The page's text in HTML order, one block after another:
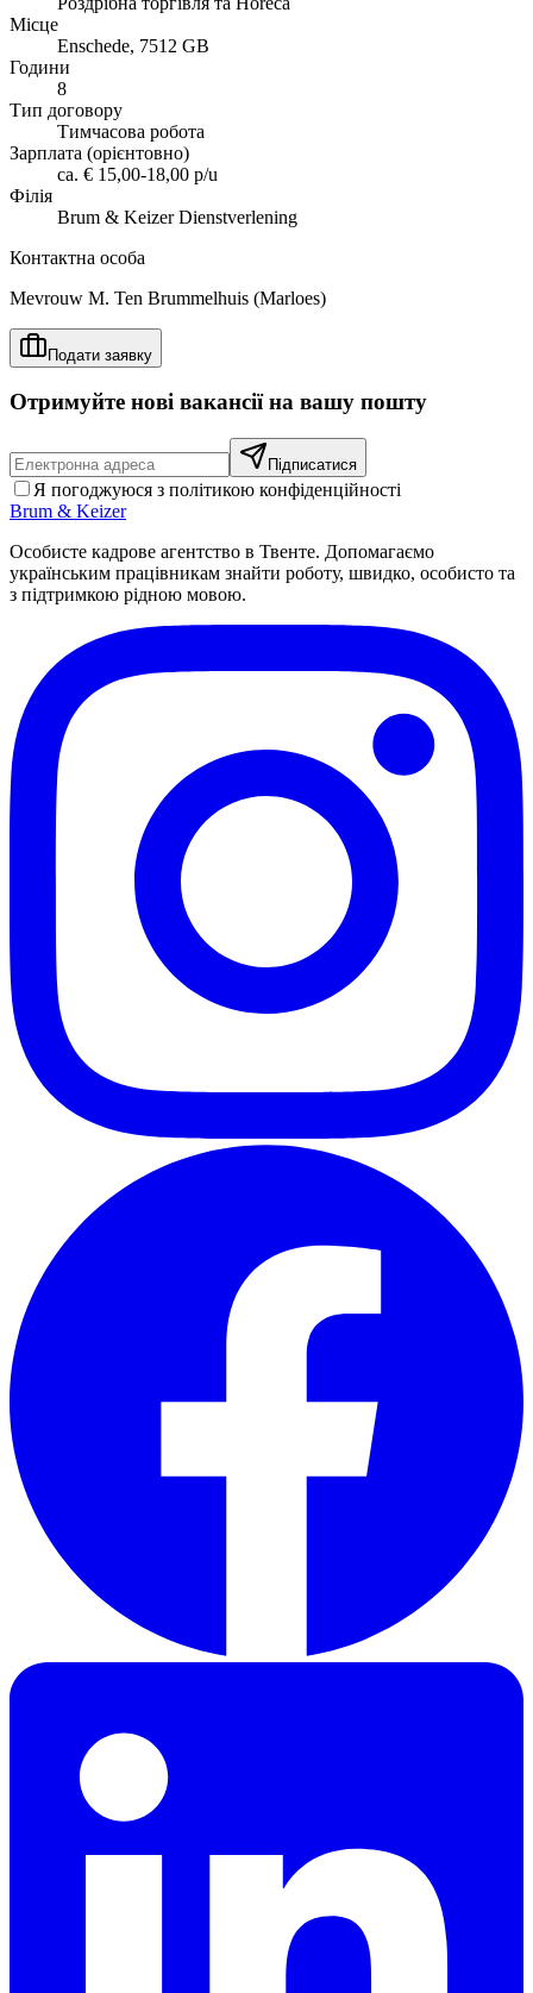
Місце
Enschede, 7512 GB
Години
8
Тип договору
Тимчасова робота
Зарплата (орієнтовно)
ca. € 15,00-18,00 p/u
Філія
Brum & Keizer Dienstverlening
Контактна особа
Mevrouw M. Ten Brummelhuis (Marloes)
Подати заявку
Отримуйте нові вакансії на вашу пошту
Підписатися
Я погоджуюся з політикою конфіденційності
Brum & Keizer
Особисте кадрове агентство в Твенте. Допомагаємо
українським працівникам знайти роботу, швидко, особисто та
з підтримкою рідною мовою.